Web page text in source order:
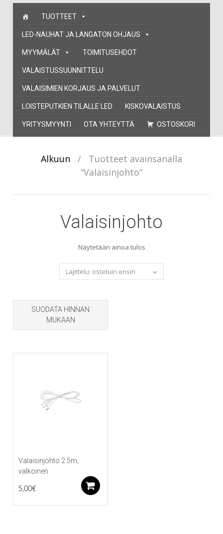
Skip
content
TUOTTEET
LED-NAUHAT JA LANGATON OHJAUS
MYYMÄLÄT TOIMITUSEHDOT
VALAISTUSSUUNNITTELU
VALAISIMIEN KORJAUS JA PALVELUT
LOISTEPUTKIEN TILALLE LED KISKOVALAISTUS
YRITYSMYYNTI OTA YHTEYTTÄ OSTOSKORI
Alkuun /
Tuotteet avainsanalla
“Valaisinjohto”
Valaisinjohto
Näytetään ainoa tulos
SUODATA HINNAN
MUKAAN
Valaisinjohto 2.5m,
valkoinen
5,00€